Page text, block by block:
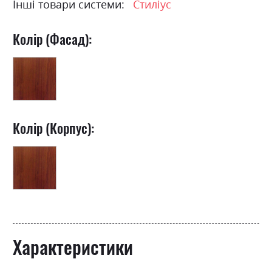
Інші товари системи: Стиліус
Колір (Фасад):
Колір (Корпус):
Характеристики